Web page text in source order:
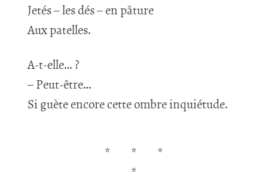
Jetés – les dés – en pâture
Aux patelles.
A-t-elle… ?
– Peut-être…
Si guète encore cette ombre inquiétude.
* *
*
*